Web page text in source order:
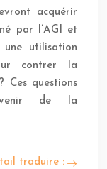
acquérir
par l’AGI et
utilisation
contrer la
Ces questions
de la
traduire :